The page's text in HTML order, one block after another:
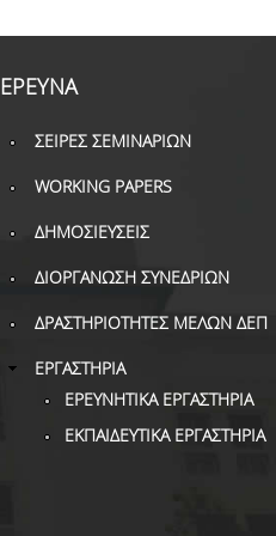
ΕΡΕΥΝΑ
ΣΕΙΡΕΣ ΣΕΜΙΝΑΡΙΩΝ
WORKING PAPERS
ΔΗΜΟΣΙΕΥΣΕΙΣ
ΔΙΟΡΓΑΝΩΣΗ ΣΥΝΕΔΡΙΩΝ
ΔΡΑΣΤΗΡΙΟΤΗΤΕΣ ΜΕΛΩΝ ΔΕΠ
ΕΡΓΑΣΤΗΡΙΑ
ΕΡΕΥΝΗΤΙΚΑ ΕΡΓΑΣΤΗΡΙΑ
ΕΚΠΑΙΔΕΥΤΙΚΑ ΕΡΓΑΣΤΗΡΙΑ